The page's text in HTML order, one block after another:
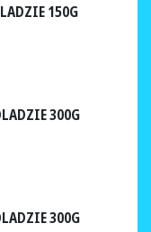
150G
300G
300G